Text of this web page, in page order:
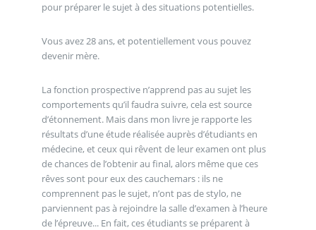
pour préparer le sujet à des situations potentielles.
Vous avez 28 ans, et potentiellement vous pouvez
devenir mère.
La fonction prospective n’apprend pas au sujet les
comportements qu’il faudra suivre, cela est source
d’étonnement. Mais dans mon livre je rapporte les
résultats d’une étude réalisée auprès d’étudiants en
médecine, et ceux qui rêvent de leur examen ont plus
de chances de l’obtenir au final, alors même que ces
rêves sont pour eux des cauchemars : ils ne
comprennent pas le sujet, n’ont pas de stylo, ne
parviennent pas à rejoindre la salle d’examen à l’heure
de l’épreuve... En fait, ces étudiants se préparent à